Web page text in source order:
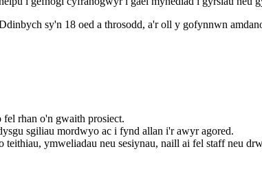
sy'n 18 oed a throsodd, a'r oll y gofynnwn
rhan o'n gwaith prosiect.
sgiliau mordwyo ac i fynd allan i'r awyr agored.
ymweliadau neu sesiynau, naill ai fel staff neu